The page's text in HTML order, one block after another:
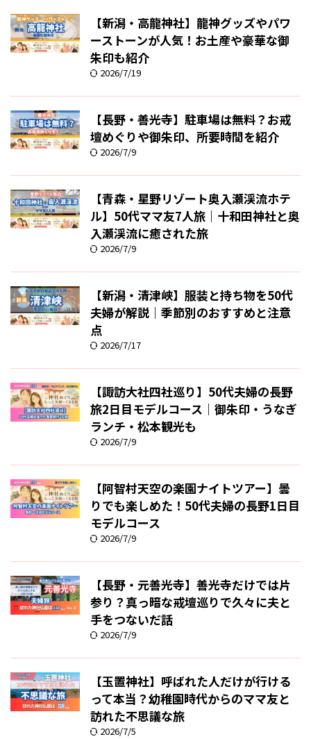
【新潟・高龍神社】龍神グッズやパワ
ーストーンが人気！お土産や豪華な御
朱印も紹介
2026/7/19
【長野・善光寺】駐車場は無料？お戒
壇めぐりや御朱印、所要時間を紹介
2026/7/9
【青森・星野リゾート奥入瀬渓流ホテ
ル】50代ママ友7人旅｜十和田神社と奥
入瀬渓流に癒された旅
2026/7/9
【新潟・清津峡】服装と持ち物を50代
夫婦が解説｜季節別のおすすめと注意
点
2026/7/17
【諏訪大社四社巡り】50代夫婦の長野
旅2日目モデルコース｜御朱印・うなぎ
ランチ・松本観光も
2026/7/9
【阿智村天空の楽園ナイトツアー】曇
りでも楽しめた！50代夫婦の長野1日目
モデルコース
2026/7/9
【長野・元善光寺】善光寺だけでは片
参り？真っ暗な戒壇巡りで久々に夫と
手をつないだ話
2026/7/9
【玉置神社】呼ばれた人だけが行ける
って本当？幼稚園時代からのママ友と
訪れた不思議な旅
2026/7/5